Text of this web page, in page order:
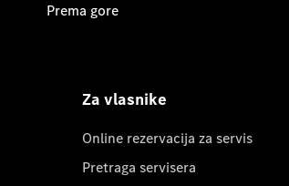
Prema gore
Za vlasnike
Online rezervacija za servis
Pretraga servisera